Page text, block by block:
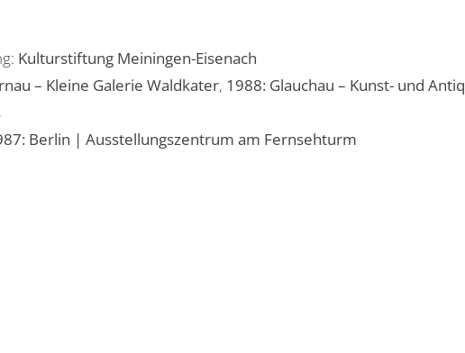
Kulturstiftung Meiningen-Eisenach
– Kleine Galerie Waldkater, 1988: Glauchau – Kunst- und
Berlin | Ausstellungszentrum am Fernsehturm